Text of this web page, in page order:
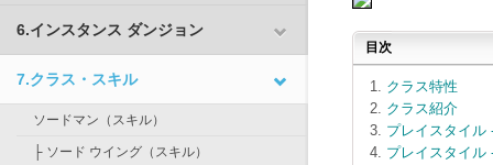
6.インスタンス ダンジョン
7.クラス・スキル
ソードマン （ スキル）
├ ソード ウイング （ スキル）
目次
クラス特性
クラス紹介
プレイスタイル
プレイスタイル